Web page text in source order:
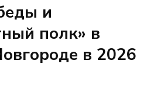
и
полк» в
в 2026